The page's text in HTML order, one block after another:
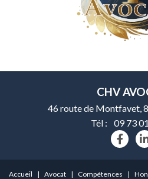
CHV
46 route de Montfavet,
Tél :
09 73
Accueil Avocat Compétences